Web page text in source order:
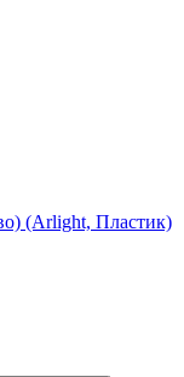
(Arlight, Пластик)